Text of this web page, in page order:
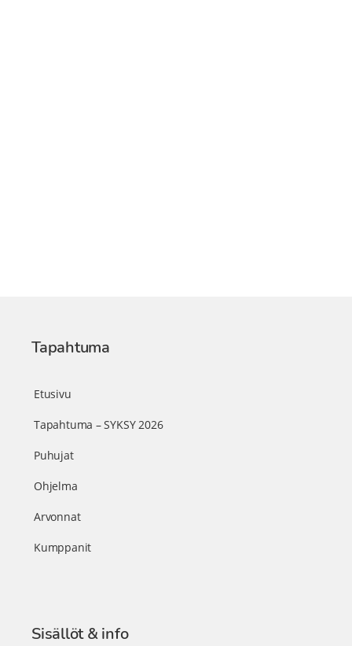
Tapahtuma
Etusivu
Tapahtuma – SYKSY 2026
Puhujat
Ohjelma
Arvonnat
Kumppanit
Sisällöt & info